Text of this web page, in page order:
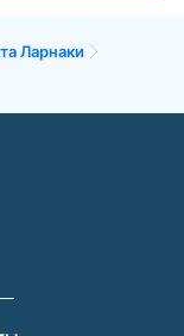
Ларнаки